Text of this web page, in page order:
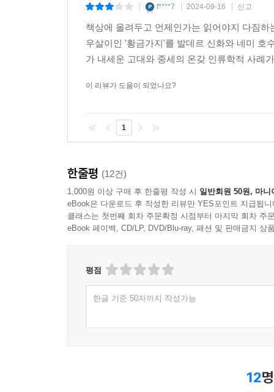
f****7 2024-09-16 신고
책상에 올려두고 언제인가는 읽어야지 다짐
우살이인 '황금가지'를 발데르 신화와 네미 호
가 내세운 고대와 중세의 온갖 인류학적 사례
이 리뷰가 도움이 되었나요?
1
한줄평 (12건)
1,000원 이상 구매 후 한줄평 작성 시 일반회원 50원, 마니
eBook은 다운로드 후 작성한 리뷰만 YES포인트 지급됩니
클래스는 첫번째 회차 주문확정 시점부터 마지막 회차 주
eBook 페이백, CD/LP, DVD/Blu-ray, 패션 및 판매금지 상
평점
한글 기준 50자까지 작성가능
12